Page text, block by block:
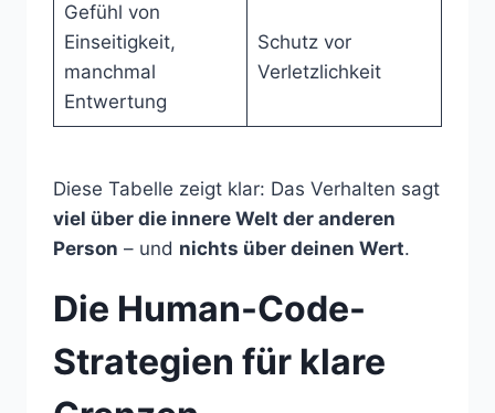
Gefühl von
Einseitigkeit,
manchmal
Entwertung
Schutz vor
Verletzlichkeit
Diese Tabelle zeigt klar: Das Verhalten sagt
viel über die innere Welt der anderen
Person – und nichts über deinen Wert.
Die Human-Code-
Strategien für klare